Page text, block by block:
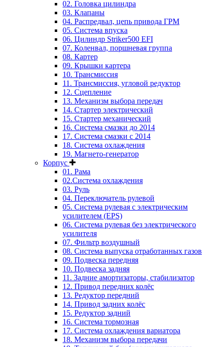
02. Головка цилиндра
03. Клапаны
04. Распредвал, цепь привода ГРМ
05. Система впуска
06. Цилиндр Striker500 EFI
07. Коленвал, поршневая группа
08. Картер
09. Крышки картера
10. Трансмиссия
11. Трансмиссия, угловой редуктор
12. Сцепление
13. Механизм выбора передач
14. Стартер электрический
15. Стартер механический
16. Система смазки до 2014
17. Система смазки c 2014
18. Система охлаждения
19. Магнето-генератор
Корпус
01. Рама
02.Система охлаждения
03. Руль
04. Переключатель рулевой
05. Система рулевая с электрическим
усилителем (EPS)
06. Система рулевая без электрического
усилителя
07. Фильтр воздушный
08. Система выпуска отработанных газов
09. Подвеска передняя
10. Подвеска задняя
11. Задние амортизаторы, стабилизатор
12. Привод передних колёс
13. Редуктор передний
14. Привод задних колёс
15. Редуктор задний
16. Система тормозная
17. Система охлаждения вариатора
18. Механизм выбора передачи